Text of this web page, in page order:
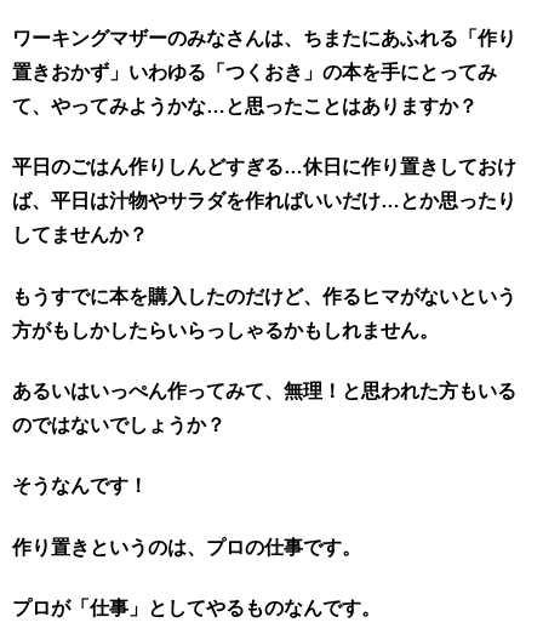
ワーキングマザーのみなさんは、ちまたにあふれる「作り
置きおかず」いわゆる「つくおき」の本を手にとってみ
て、やってみようかな…と思ったことはありますか？
平日のごはん作りしんどすぎる…休日に作り置きしておけ
ば、平日は汁物やサラダを作ればいいだけ…とか思ったり
してませんか？
もうすでに本を購入したのだけど、作るヒマがないという
方がもしかしたらいらっしゃるかもしれません。
あるいはいっぺん作ってみて、無理！と思われた方もいる
のではないでしょうか？
そうなんです！
作り置きというのは、プロの仕事です。
プロが「仕事」としてやるものなんです。